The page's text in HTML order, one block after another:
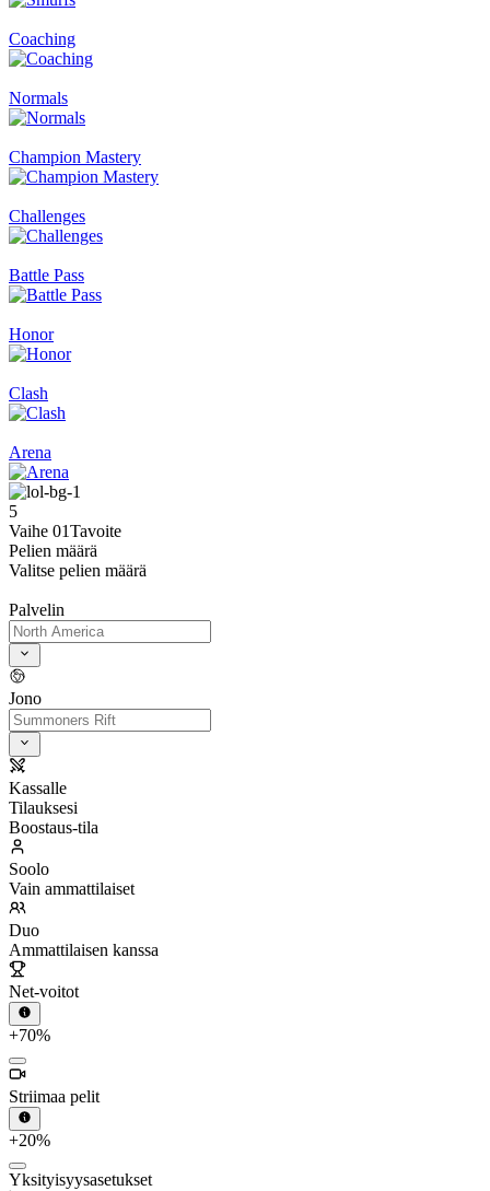
Coaching
Normals
Champion Mastery
Challenges
Battle Pass
Honor
Clash
Arena
5
Vaihe 01Tavoite
Pelien määrä
Valitse pelien määrä
Palvelin
Jono
Kassalle
Tilauksesi
Boostaus-tila
Soolo
Vain ammattilaiset
Duo
Ammattilaisen kanssa
Net-voitot
+70%
Striimaa pelit
+20%
Yksityisyysasetukset